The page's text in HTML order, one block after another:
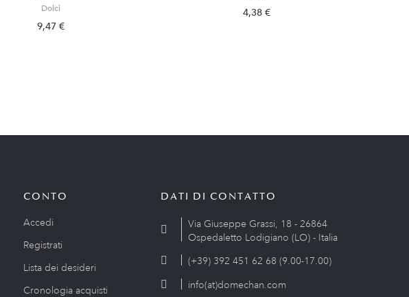
Dolci
9,47 €
4,38 €
CONTO
Accedi
Registrati
Lista dei desideri
Cronologia acquisti
DATI DI CONTATTO
Via Giuseppe Grassi, 18 - 26864
Ospedaletto Lodigiano (LO) - Italia
(+39) 392 451 62 68 (9.00-17.00)
info(at)domechan.com